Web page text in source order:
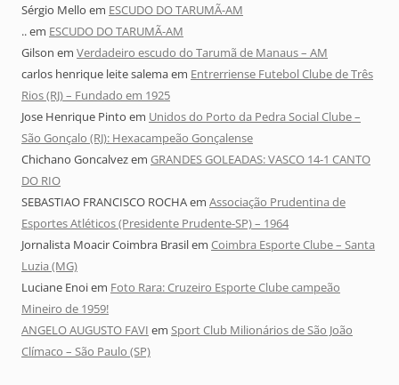
Sérgio Mello em ESCUDO DO TARUMÃ-AM
..em ESCUDO DO TARUMÃ-AM
Gilson em Verdadeiro escudo do Tarumã de Manaus – AM
carlos henrique leite salemaem Entrerriense Futebol Clube de Três
Rios (RJ) – Fundado em 1925
Jose Henrique Pinto em Unidos do Porto da Pedra Social Clube –
São Gonçalo (RJ): Hexacampeão Gonçalense
Chichano Goncalvezem GRANDES GOLEADAS: VASCO 14-1 CANTO
DO RIO
SEBASTIAO FRANCISCO ROCHAem Associação Prudentina de
Esportes Atléticos (Presidente Prudente-SP) – 1964
Jornalista Moacir Coimbra Brasilem Coimbra Esporte Clube – Santa
Luzia (MG)
Luciane Enoiem Foto Rara: Cruzeiro Esporte Clube campeão
Mineiro de 1959!
ANGELO AUGUSTO FAVI em Sport Club Milionários de São João
Clímaco – São Paulo (SP)